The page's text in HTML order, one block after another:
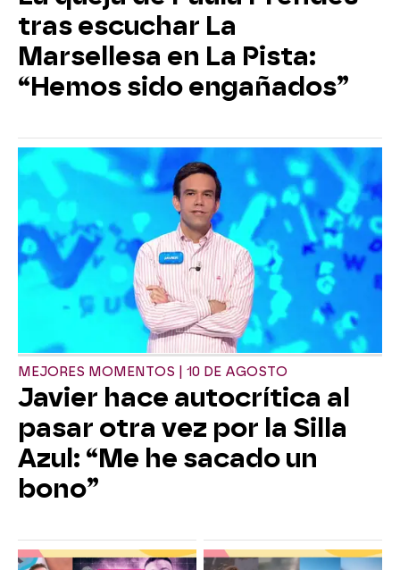
tras escuchar La
Marsellesa en La Pista:
“Hemos sido engañados”
MEJORES MOMENTOS | 10 DE AGOSTO
Javier hace autocrítica al
pasar otra vez por la Silla
Azul: “Me he sacado un
bono”